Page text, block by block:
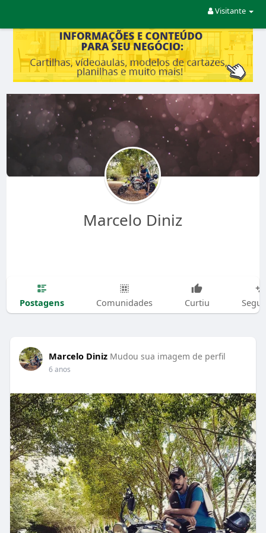
Visitante
Marcelo Diniz
Postagens Comunidades Curtiu
Marcelo Diniz Mudou sua imagem de perfil
6 anos